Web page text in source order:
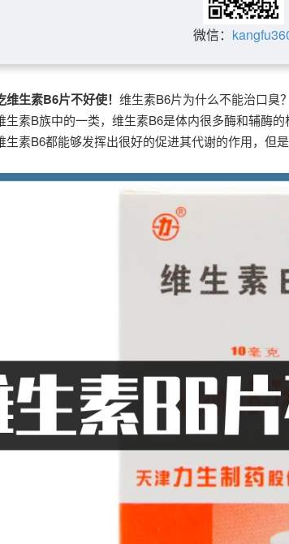
微信：
生素B6片不好使！ 维生素B6片为什么不能治口臭
生素B族中的一类，维生素B6是体内很多酶和辅酶
生素B6都能够发挥出很好的促进其代谢的作用，但